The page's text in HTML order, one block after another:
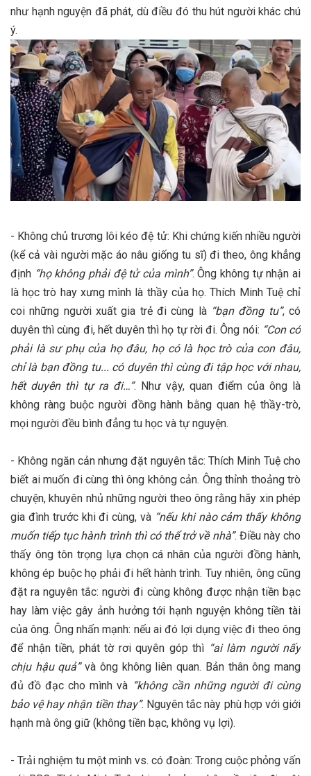
như hạnh nguyện đã phát, dù điều đó thu hút người khác chú
ý.
- Không chủ trương lôi kéo đệ tử: Khi chứng kiến nhiều người
(kể cả vài người mặc áo nâu giống tu sĩ) đi theo, ông khẳng
định “họ không phải đệ tử của mình”​. Ông không tự nhận ai
là học trò hay xưng mình là thầy của họ. Thích Minh Tuệ chỉ
coi những người xuất gia trẻ đi cùng là “bạn đồng tu”, có
duyên thì cùng đi, hết duyên thì họ tự rời đi​. Ông nói: “Con có
phải là sư phụ của họ đâu, họ có là học trò của con đâu,
chỉ là bạn đồng tu... có duyên thì cùng đi tập học với nhau,
hết duyên thì tự ra đi…”​. Như vậy, quan điểm của ông là
không ràng buộc người đồng hành bằng quan hệ thầy-trò,
mọi người đều bình đẳng tu học và tự nguyện.
- Không ngăn cản nhưng đặt nguyên tắc: Thích Minh Tuệ cho
biết ai muốn đi cùng thì ông không cản​. Ông thỉnh thoảng trò
chuyện, khuyên nhủ những người theo ông rằng hãy xin phép
gia đình trước khi đi cùng, và “nếu khi nào cảm thấy không
muốn tiếp tục hành trình thì có thể trở về nhà”​. Điều này cho
thấy ông tôn trọng lựa chọn cá nhân của người đồng hành,
không ép buộc họ phải đi hết hành trình. Tuy nhiên, ông cũng
đặt ra nguyên tắc: người đi cùng không được nhận tiền bạc
hay làm việc gây ảnh hưởng tới hạnh nguyện không tiền tài
của ông. Ông nhấn mạnh: nếu ai đó lợi dụng việc đi theo ông
để nhận tiền, phát tờ rơi quyên góp thì “ai làm người nấy
chịu hậu quả”và ông không liên quan​. Bản thân ông mang
đủ đồ đạc cho mình và “không cần những người đi cùng
bảo vệ hay nhận tiền thay”​. Nguyên tắc này phù hợp với giới
hạnh mà ông giữ (không tiền bạc, không vụ lợi).
- Trải nghiệm tu một mình vs. có đoàn: Trong cuộc phỏng vấn